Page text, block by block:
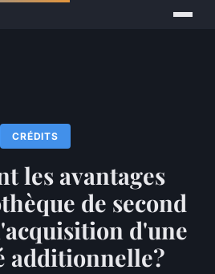
CRÉDITS
les avantages
de second
d'une
additionnelle?